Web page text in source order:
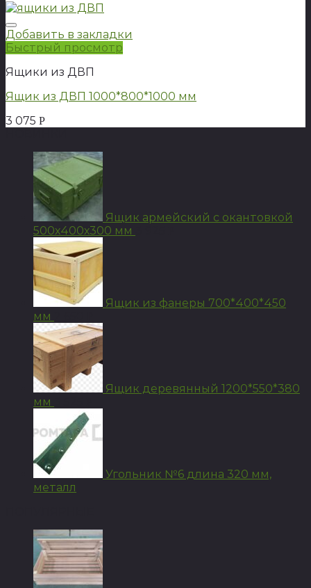
Добавить в закладки
Быстрый просмотр
Ящики из ДВП
Ящик из ДВП 1000*800*1000 мм
3 075 Р
Ящик армейский с окантовкой
500х400х300 мм
Ящик из фанеры 700*400*450
мм
Ящик деревянный 1200*550*380
мм
Угольник №6 длина 320 мм,
металл